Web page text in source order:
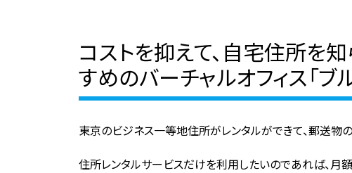
コストを抑えて、自宅住所を
すめのバーチャルオフィス「ブ
東京のビジネス一等地住所がレンタルができて、郵送物の
住所レンタルサービスだけを利用したいのであれば、月額